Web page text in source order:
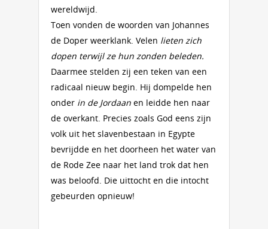
wereldwijd.
Toen vonden de woorden van Johannes
de Doper weerklank. Velen lieten zich
dopen terwijl ze hun zonden beleden.
Daarmee stelden zij een teken van een
radicaal nieuw begin. Hij dompelde hen
onder in de Jordaan en leidde hen naar
de overkant. Precies zoals God eens zijn
volk uit het slavenbestaan in Egypte
bevrijdde en het doorheen het water van
de Rode Zee naar het land trok dat hen
was beloofd. Die uittocht en die intocht
gebeurden opnieuw!